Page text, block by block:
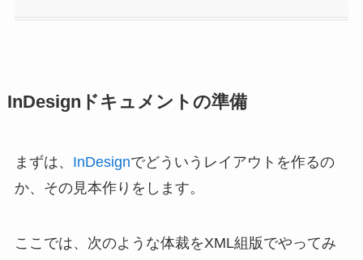
InDesignドキュメントの準備
まずは、 InDesignでどういうレイアウトを作るの
か、その見本作りをします。
ここでは、次のような体裁をXML組版でやってみ